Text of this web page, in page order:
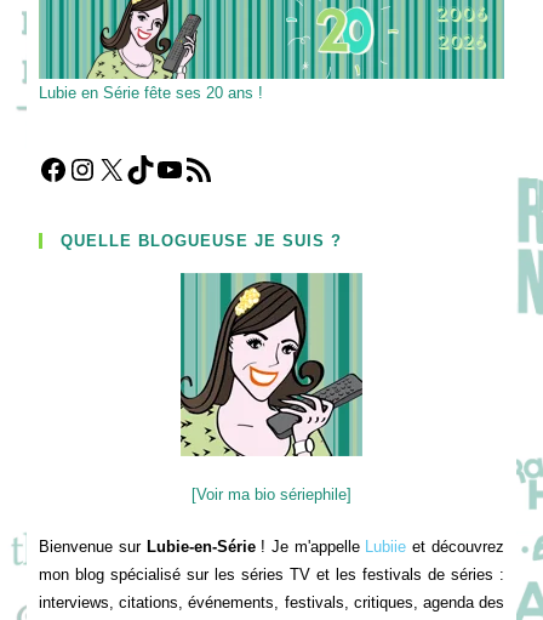
Lubie en Série fête ses 20 ans !
Facebook
Instagram
X TikTokYouTube
Flux RSS
QUELLE BLOGUEUSE JE SUIS ?
[Voir ma bio sériephile]
Bienvenue sur Lubie-en-Série! Je m'appelle Lubiie et découvrez
mon blog spécialisé sur les séries TV et les festivals de séries :
interviews, citations, événements, festivals, critiques, agenda des